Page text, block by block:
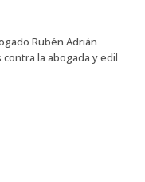
Rubén Adrián
la abogada y edil